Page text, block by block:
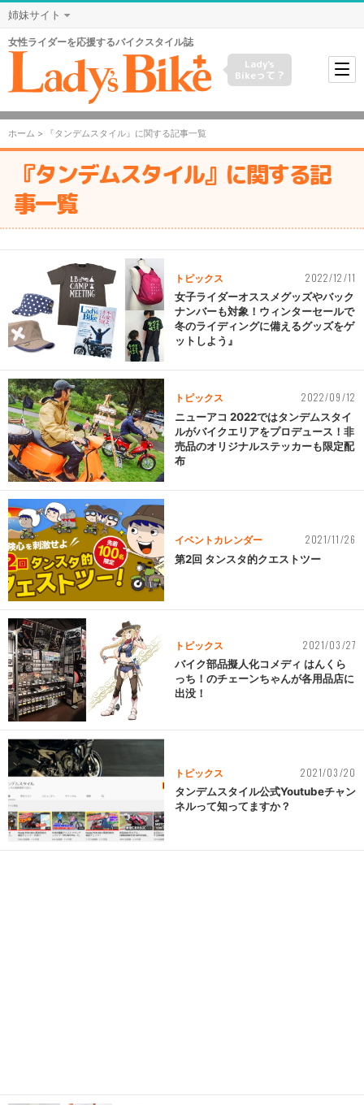
姉妹サイト
女性ライダーを応援するバイクスタイル誌
Lady's
Bikeって？
ホーム > 『タンデムスタイル』に関する記事一覧
『タンデムスタイル』に関する記
事一覧
トピックス 2022/12/11
女子ライダーオススメグッズやバック
ナンバーも対象！ウィンターセールで
冬のライディングに備えるグッズをゲ
ットしよう』
トピックス 2022/09/12
ニューアコ 2022ではタンデムスタイ
ルがバイクエリアをプロデュース！非
売品のオリジナルステッカーも限定配
布
イベントカレンダー 2021/11/26
第2回 タンスタ的クエストツー
トピックス 2021/03/27
バイク部品擬人化コメディ はんくら
っち！のチェーンちゃんが各用品店に
出没！
トピックス 2021/03/20
タンデムスタイル公式Youtubeチャン
ネルって知ってますか？